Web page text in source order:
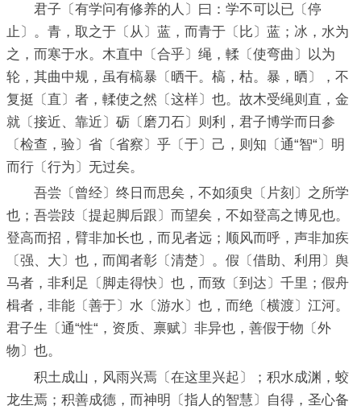
君子〔有学问有修养的人〕曰：学不可以已〔停
止〕。青，取之于〔从〕蓝，而青于〔比〕蓝；冰，水为
之，而寒于水。木直中〔合乎〕绳，輮〔使弯曲〕以为
轮，其曲中规，虽有槁暴〔晒干。槁，枯。暴，晒〕，不
复挺〔直〕者，輮使之然〔这样〕也。故木受绳则直，金
就〔接近、靠近〕砺〔磨刀石〕则利，君子博学而日参
〔检查，验〕省〔省察〕乎〔于〕己，则知〔通“智“〕明
而行〔行为〕无过矣。
吾尝〔曾经〕终日而思矣，不如须臾〔片刻〕之所学
也；吾尝跂〔提起脚后跟〕而望矣，不如登高之博见也。
登高而招，臂非加长也，而见者远；顺风而呼，声非加疾
〔强、大〕也，而闻者彰〔清楚〕。假〔借助、利用〕舆
马者，非利足〔脚走得快〕也，而致〔到达〕千里；假舟
楫者，非能〔善于〕水〔游水〕也，而绝〔横渡〕江河。
君子生〔通“性“，资质、禀赋〕非异也，善假于物〔外
物〕也。
积土成山，风雨兴焉〔在这里兴起〕；积水成渊，蛟
龙生焉；积善成德，而神明〔指人的智慧〕自得，圣心备